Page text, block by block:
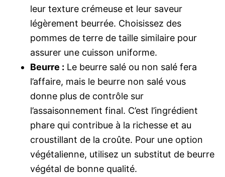
leur texture crémeuse et leur saveur
légèrement beurrée. Choisissez des
pommes de terre de taille similaire pour
assurer une cuisson uniforme.
Beurre : Le beurre salé ou non salé fera
l’affaire, mais le beurre non salé vous
donne plus de contrôle sur
l’assaisonnement final. C’est l’ingrédient
phare qui contribue à la richesse et au
croustillant de la croûte. Pour une option
végétalienne, utilisez un substitut de beurre
végétal de bonne qualité.